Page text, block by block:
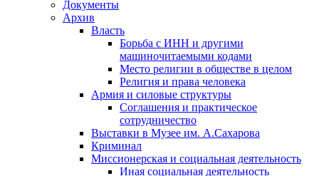
Документы
Архив
Власть
Борьба с ИНН и другими
машиночитаемыми кодами
Место религии в обществе в целом
Религия и права человека
Армия и силовые структуры
Соглашения и практическое
сотрудничество
Выставки в Музее им. А.Сахарова
Криминал
Миссионерская и социальная деятельность
Иная социальная деятельность